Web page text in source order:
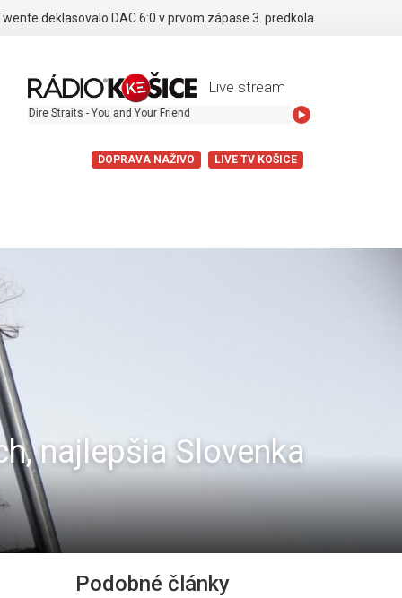
deklasovalo DAC 6:0 v prvom zápase 3. predkola
Live stream
Straits - You and Your Friend
DOPRAVA NAŽIVO LIVE TV KOŠICE
najlepšia Slovenka
Podobné články